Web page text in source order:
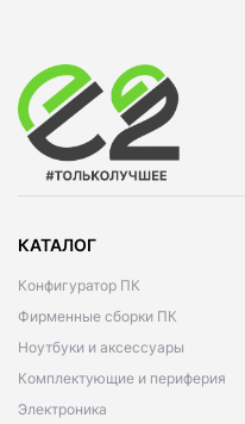
КАТАЛОГ
Конфигуратор ПК
Фирменные сборки ПК
Ноутбуки и аксессуары
Комплектующие и периферия
Электроника